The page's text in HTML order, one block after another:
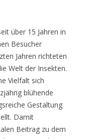
über 15 Jahren in
Besucher
Jahren richteten
Welt der Insekten.
Vielfalt sich
blühende
Gestaltung
Damit
Beitrag zu dem